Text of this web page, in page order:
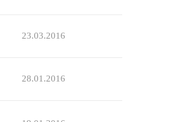
23.03.2016
28.01.2016